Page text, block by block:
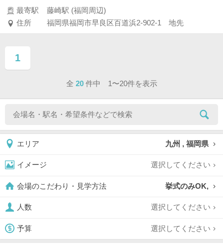
最寄駅
藤崎駅 (福岡周辺)
住所
福岡県福岡市早良区百道浜2-902-1 地先
1
ページ目
全 20 件中 1〜20件を表示
エリア 九州 , 福岡県
イメージ 選択してください
会場のこだわり・見学方法 挙式のみOK,
人数 選択してください
予算 選択してください